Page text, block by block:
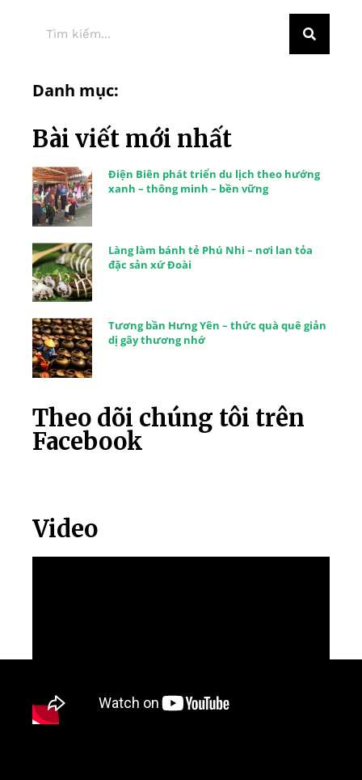
Danh mục:
Bài viết mới nhất
Điện Biên phát triển du lịch theo hướng
xanh – thông minh – bền vững
Làng làm bánh tẻ Phú Nhi – nơi lan tỏa
đặc sản xứ Đoài
Tương bần Hưng Yên – thức quà quê giản
dị gây thương nhớ
Theo dõi chúng tôi trên
Facebook
Video